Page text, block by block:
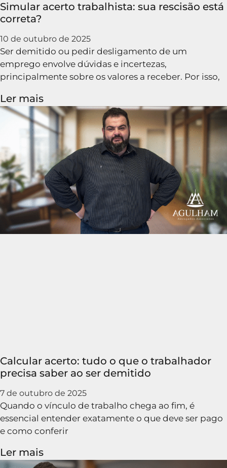
Simular acerto trabalhista: sua rescisão está
correta?
10 de outubro de 2025
Ser demitido ou pedir desligamento de um
emprego envolve dúvidas e incertezas,
principalmente sobre os valores a receber. Por isso,
Ler mais
Calcular acerto: tudo o que o trabalhador
precisa saber ao ser demitido
7 de outubro de 2025
Quando o vínculo de trabalho chega ao fim, é
essencial entender exatamente o que deve ser pago
e como conferir
Ler mais